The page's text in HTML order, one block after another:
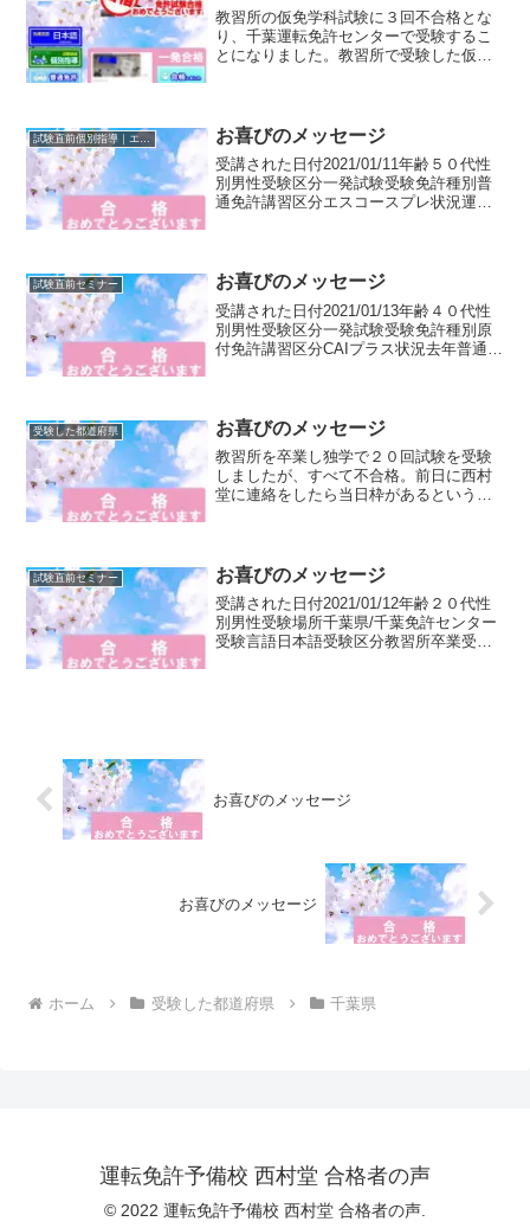
教習所の仮免学科試験に３回不合格とな
り、千葉運転免許センターで受験するこ
とになりました。教習所で受験した仮免
試験直前個別指導｜エスコースプレ お喜びのメッセージ
受講された日付2021/01/11年齢５０代性
別男性受験区分一発試験受験免許種別普
通免許講習区分エスコースプレ状況運転
れ、仮免許から...
試験直前セミナー お喜びのメッセージ
受講された日付2021/01/13年齢４０代性
別男性受験区分一発試験受験免許種別原
付免許講習区分CAIプラス状況去年普通免
免許を取る...
受験した都道府県 お喜びのメッセージ
教習所を卒業し独学で２０回試験を受験
しましたが、すべて不合格。前日に西村
堂に連絡をしたら当日枠があるというの
試験直前セミナー お喜びのメッセージ
受講された日付2021/01/12年齢２０代性
別男性受験場所千葉県/千葉免許センター
受験言語日本語受験区分教習所卒業受験
お喜びのメッセージ
お喜びのメッセージ
ホーム 受験した都道府県 千葉県
運転免許予備校 西村堂 合格者の声
© 2022 運転免許予備校 西村堂 合格者の声.